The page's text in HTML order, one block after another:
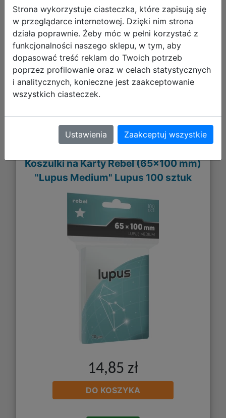
10,47 zł
DO KOSZYKA
Koszulki na Karty Rebel (65x100 mm)
"Lupus Medium" Lupus 100 sztuk
14,85 zł
DO KOSZYKA
Strona wykorzystuje ciasteczka, które zapisują się
w przeglądarce internetowej. Dzięki nim strona
działa poprawnie. Żeby móc w pełni korzystać z
funkcjonalności naszego sklepu, w tym, aby
dopasować treść reklam do Twoich potrzeb
poprzez profilowanie oraz w celach statystycznych
i analitycznych, konieczne jest zaakceptowanie
wszystkich ciasteczek.
Ustawienia Zaakceptuj wszystkie